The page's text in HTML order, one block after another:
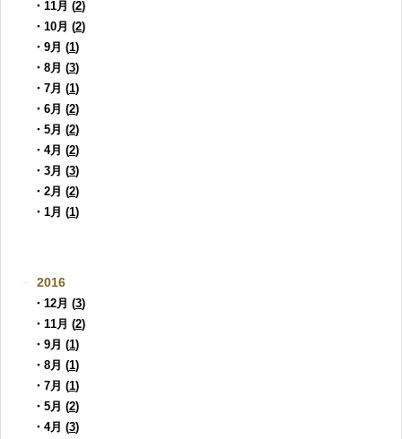
・11月 (2)
・10月 (2)
・9月 (1)
・8月 (3)
・7月 (1)
・6月 (2)
・5月 (2)
・4月 (2)
・3月 (3)
・2月 (2)
・1月 (1)
2016
・12月 (3)
・11月 (2)
・9月 (1)
・8月 (1)
・7月 (1)
・5月 (2)
・4月 (3)